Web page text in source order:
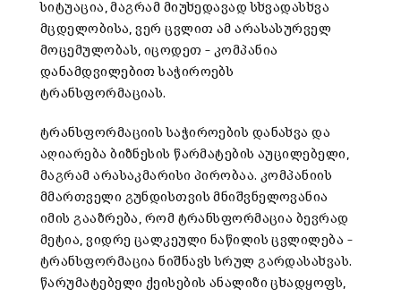
სიტუაცია, მაგრამ მიუხედავად სხვადასხვა
მცდელობისა, ვერ ცვლით ამ არასასურველ
მოცემულობას, იცოდეთ – კომპანია
დანამდვილებით საჭიროებს
ტრანსფორმაციას.
ტრანსფორმაციის საჭიროების დანახვა და
აღიარება ბიზნესის წარმატების აუცილებელი,
მაგრამ არასაკმარისი პირობაა. კომპანიის
მმართველი გუნდისთვის მნიშვნელოვანია
იმის გააზრება, რომ ტრანსფორმაცია ბევრად
მეტია, ვიდრე ცალკეული ნაწილის ცვლილება –
ტრანსფორმაცია ნიშნავს სრულ გარდასახვას.
წარუმატებელი ქეისების ანალიზი ცხადყოფს,